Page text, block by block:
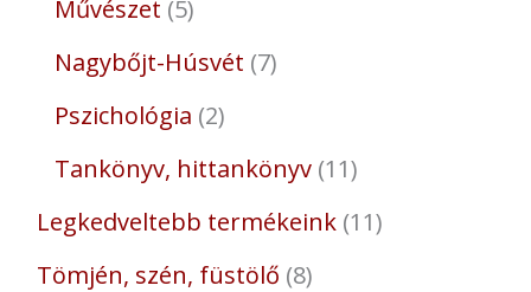
Művészet 5
Nagybőjt-Húsvét 7
Pszichológia 2
Tankönyv, hittankönyv 11
Legkedveltebb termékeink 11
Tömjén, szén, füstölő 8